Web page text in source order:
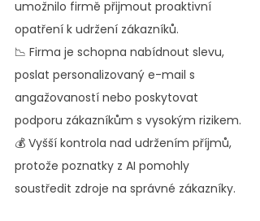
umožnilo firmě přijmout proaktivní
opatření k udržení zákazníků.
📉 Firma je schopna nabídnout slevu,
poslat personalizovaný e-mail s
angažovaností nebo poskytovat
podporu zákazníkům s vysokým rizikem.
💰 Vyšší kontrola nad udržením příjmů,
protože poznatky z AI pomohly
soustředit zdroje na správné zákazníky.